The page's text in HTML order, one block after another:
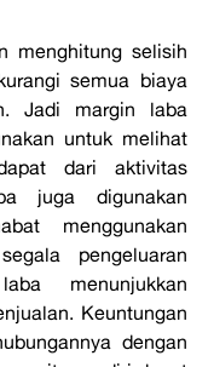
menghitung selisih
semua biaya
Jadi margin laba
untuk melihat
dari aktivitas
juga digunakan
menggunakan
pengeluaran
menunjukkan
Keuntungan
dengan